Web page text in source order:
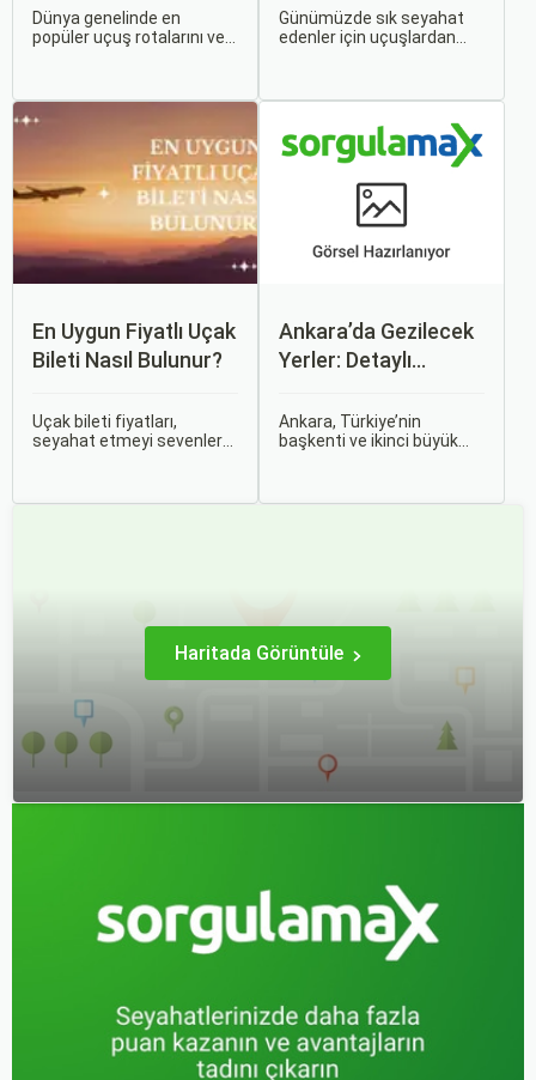
Dünya genelinde en
popüler uçuş rotalarını ve
kapsamlı bir konudur. En
faktörlere bağlı olarak
değişebilir; bunlar arasında
ekonomik durumlar, turizm
trendleri ve uluslararası
ilişkiler bulunmaktadır.
Günümüzde sık seyahat
edenler için uçuşlardan
fırsatları giriyor.
En Uygun Fiyatlı Uçak
Bileti Nasıl Bulunur?
Uçak bileti fiyatları,
seyahat etmeyi sevenler
Ankara’da Gezilecek
Yerler: Detaylı
Ankara, Türkiye’nin
başkenti ve ikinci büyük
imkanları sunmaktadır.
Haritada Görüntüle